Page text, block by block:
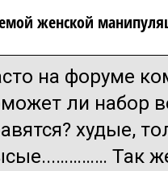
женской
на форуме
ли набор
худые,
Так